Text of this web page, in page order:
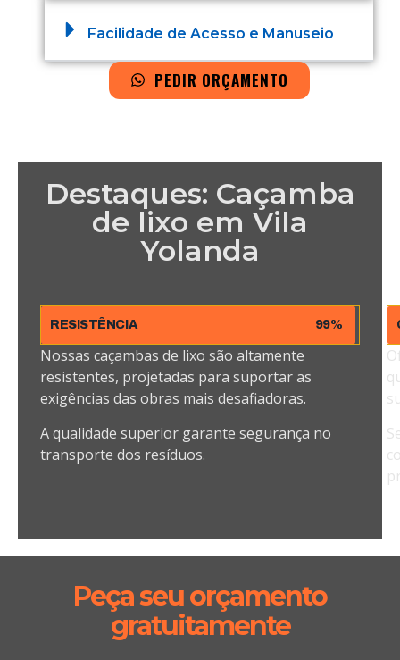
Facilidade de Acesso e Manuseio
PEDIR ORÇAMENTO
Destaques: Caçamba
de lixo em Vila
Yolanda
RESISTÊNCIA 99%
Nossas caçambas de lixo são altamente
resistentes, projetadas para suportar as
exigências das obras mais desafiadoras.
A qualidade superior garante segurança no
transporte dos resíduos.
Peça seu orçamento
gratuitamente